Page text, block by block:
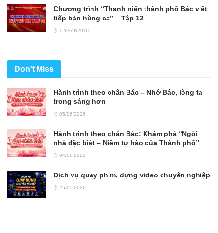
Chương trình “Thanh niên thành phố Bác viết
tiếp bản hùng ca” – Tập 12
1 YEAR AGO
Don't Miss
Hành trình theo chân Bác – Nhớ Bác, lòng ta
trong sáng hơn
05/06/2026
Hành trình theo chân Bác: Khám phá “Ngôi
nhà đặc biệt – Niềm tự hào của Thành phố”
04/06/2026
Dịch vụ quay phim, dựng video chuyên nghiệp
25/05/2026